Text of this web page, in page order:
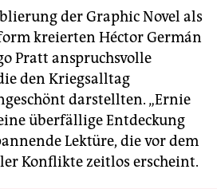
der Graphic Novel als
kreierten Héctor Germán
Pratt anspruchsvolle
den Kriegsalltag
darstellten. „Ernie
überfällige Entdeckung
Lektüre, die vor dem
Konflikte zeitlos erscheint.